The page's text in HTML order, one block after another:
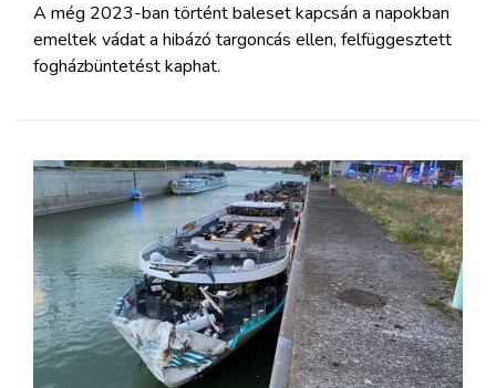
A még 2023-ban történt baleset kapcsán a napokban
emeltek vádat a hibázó targoncás ellen, felfüggesztett
fogházbüntetést kaphat.